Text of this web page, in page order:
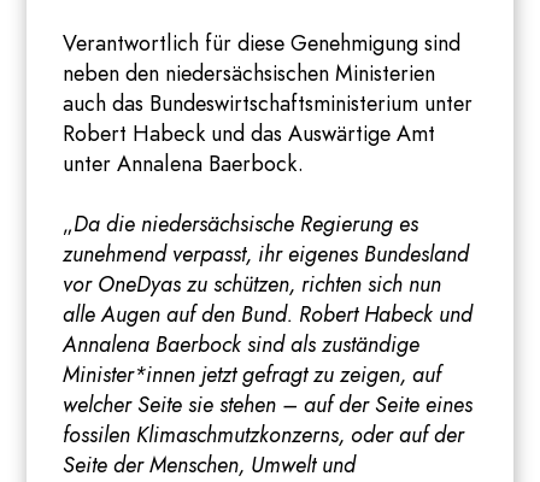
Verantwortlich für diese Genehmigung sind
neben den niedersächsischen Ministerien
auch das Bundeswirtschaftsministerium unter
Robert Habeck und das Auswärtige Amt
unter Annalena Baerbock.
„Da die niedersächsische Regierung es
zunehmend verpasst, ihr eigenes Bundesland
vor OneDyas zu schützen, richten sich nun
alle Augen auf den Bund. Robert Habeck und
Annalena Baerbock sind als zuständige
Minister*innen jetzt gefragt zu zeigen, auf
welcher Seite sie stehen – auf der Seite eines
fossilen Klimaschmutzkonzerns, oder auf der
Seite der Menschen, Umwelt und